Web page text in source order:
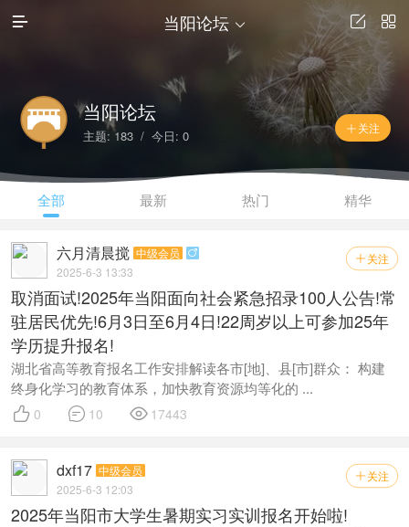
 当阳论坛  

 关注
当阳论坛
主题: 183 / 今日: 0
全部 最新 热门 精华
 关注
六月清晨搅 中级会员 
2025-6-3 13:33
取消面试!2025年当阳面向社会紧急招录100人公告!常
驻居民优先!6月3日至6月4日!22周岁以上可参加25年
学历提升报名!
湖北省高等教育报名工作安排解读各市[地]、县[市]群众： 构建
终身化学习的教育体系，加快教育资源均等化的 ...
 0  10  17443
 关注
dxf17 中级会员
2025-6-3 12:03
2025年当阳市大学生暑期实习实训报名开始啦!